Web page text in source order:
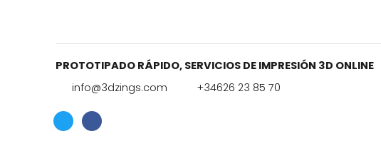
PROTOTIPADO RÁPIDO, SERVICIOS DE IMPRESIÓN 3D ONLINE
info@3dzings.com
+34626 23 85 70